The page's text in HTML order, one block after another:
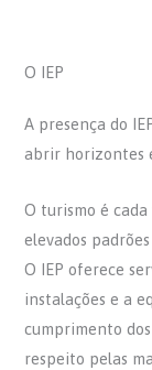
O IEP
A presença do
abrir horizontes
O turismo é
elevados
O IEP oferece
instalações e a
cumprimento
respeito pelas